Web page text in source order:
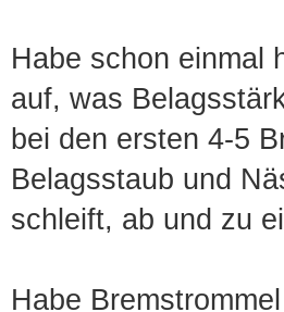
Habe schon einmal
auf, was
bei den ersten 4-5
Belagsstaub und
schleift, ab und zu
Habe